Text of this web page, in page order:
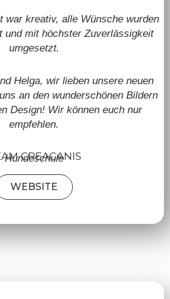
war kreativ, alle Wünsche wurden
und mit höchster Zuverlässigkeit
umgesetzt.
Helga, wir lieben unsere neuen
an den wunderschönen Bildern
Design! Wir können euch nur
empfehlen.
CREACANIS
Hundeschule
WEBSITE